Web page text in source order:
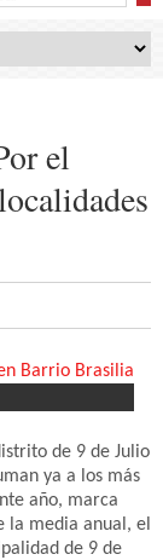
el
de 9 de Julio
ya a los más
año, marca
la media anual, el
de 9 de